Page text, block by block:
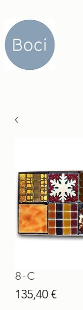
8-C
135,40 €Precio